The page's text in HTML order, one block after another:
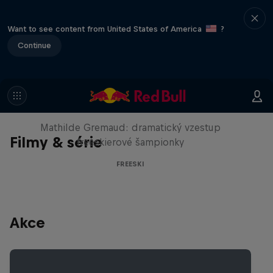
Want to see content from United States of America
?
Continue
Filmy & série
She Who Flies
Mathilde Gremaud: dramatický vzestup
freeskierové šampionky
FREESKI
Akce